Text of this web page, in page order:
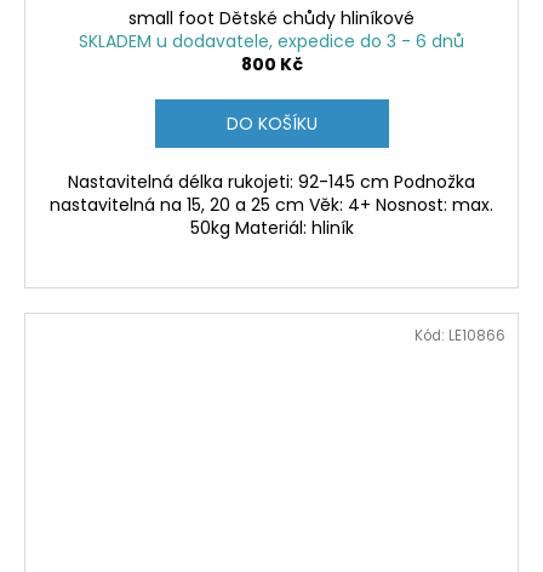
small foot Dětské chůdy hliníkové
SKLADEM u dodavatele, expedice do 3 - 6 dnů
800 Kč
DO KOŠÍKU
Nastavitelná délka rukojeti: 92-145 cm Podnožka
nastavitelná na 15, 20 a 25 cm Věk: 4+ Nosnost: max.
50kg Materiál: hliník
Kód: LE10866